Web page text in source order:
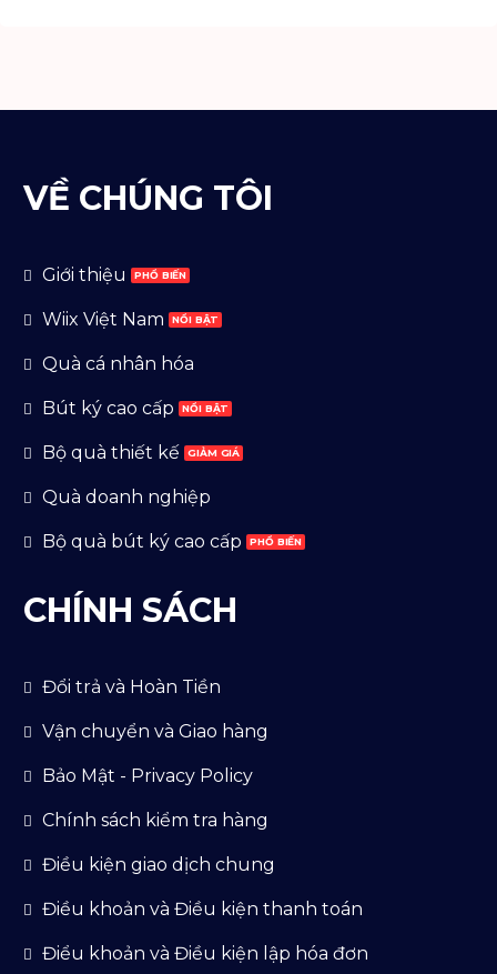
VỀ CHÚNG TÔI
Giới thiệu
Wiix Việt Nam
Quà cá nhân hóa
Bút ký cao cấp
Bộ quà thiết kế
Quà doanh nghiệp
Bộ quà bút ký cao cấp
CHÍNH SÁCH
Đổi trả và Hoàn Tiền
Vận chuyển và Giao hàng
Bảo Mật - Privacy Policy
Chính sách kiểm tra hàng
Điều kiện giao dịch chung
Điều khoản và Điều kiện thanh toán
Điểu khoản và Điều kiện lập hóa đơn